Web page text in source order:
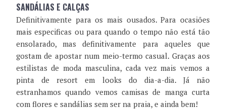
SANDÁLIAS E CALÇAS
Definitivamente para os mais ousados. Para ocasiões
mais especificas ou para quando o tempo não está tão
ensolarado, mas definitivamente para aqueles que
gostam de apostar num meio-termo casual. Graças aos
estilistas de moda masculina, cada vez mais vemos a
pinta de resort em looks do dia-a-dia. Já não
estranhamos quando vemos camisas de manga curta
com flores e sandálias sem ser na praia, e ainda bem!